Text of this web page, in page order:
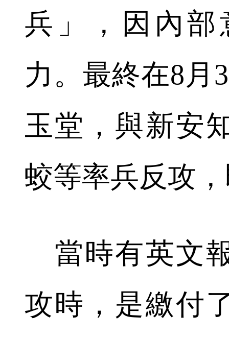
兵」，因內
力。最終在8月
玉堂，與新安
蛟等率兵反攻
當時有英文
攻時，是繳付